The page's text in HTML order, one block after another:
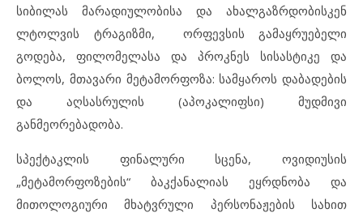
სიბილას მარადიულობისა და ახალგაზრდობისკენ
ლტოლვის ტრაგიზმი, ორფევსის გამაყრუებელი
გოდება, ფილომელასა და პროკნეს სისასტიკე და
ბოლოს, მთავარი მეტამორფოზა: სამყაროს დაბადების
და აღსასრულის (აპოკალიფსი) მუდმივი
განმეორებადობა.
სპექტაკლის ფინალური სცენა, ოვიდიუსის
„მეტამორფოზების“ ბაკქანალიას ეყრდნობა და
მითოლოგიური მხატვრული პერსონაჟების სახით